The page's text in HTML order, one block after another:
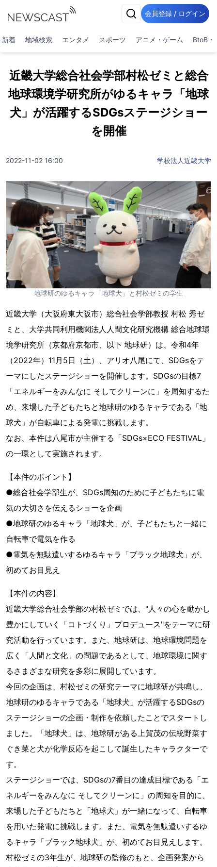
会員登録 / ログイン
新着 地域検索 エンタメ スポーツ アニメ・ゲーム BtoB・
近畿大学総合社会学部村松ゼミと総合
地球環境学研究所がゆるキャラ「地球
犬」が活躍するSDGsステージショー
を開催
2022-11-02 16:00 学校法人近畿大学
地球研のゆるキャラ「地球犬」と村松ゼミの学生
近畿大学（大阪府東大阪市）総合社会学部教授 村松 秀ゼ
ミと、大学共同利用機関法人人間文化研究機構 総合地球環
境学研究所（京都府京都市、以下 地球研）は、令和4年
（2022年）11月5日（土）、アリオ八尾にて、SDGsをテ
ーマにしたステージショーを開催します。SDGsの目標7
「エネルギーをみんなに そしてクリーンに」を周知するた
め、来場した子どもたちと地球研のゆるキャラである「地
球犬」が自転車による発電に挑戦します。
なお、本件は八尾市が主催する「SDGs×ECO FESTIVAL」
の一環として実施されます。
【本件のポイント】
●総合社会学部生が、SDGs周知のために子どもたちに電
気の大切さを伝えるショーを企画
●地球研のゆるキャラ「地球犬」が、子どもたちと一緒に
自転車で電気を作る
●電気を無駄遣いするゆるキャラ「ブラック地球犬」が、
初めてお目見え
【本件の内容】
近畿大学総合社会学部の村松ゼミでは、"人々の心を動かし
豊かにしていく「コトづくり」プロデュース"をテーマに研
究活動を行っています。また、地球研は、地球環境問題を
広く「人間と文化」の問題であるとして、地球環境に関す
るさまざまな研究を多彩に展開しています。
今回の企画は、村松ゼミの研究テーマに地球研が共鳴し、
地球研のゆるキャラである「地球犬」が活躍するSDGsの
ステージショーの企画・制作を依頼したことでスタートし
ました。「地球犬」は、地球研がある上賀茂の伝統野菜す
ぐき菜と犬が化学反応を起こして誕生したキャラクターで
す。
ステージショーでは、SDGsの7番目の達成目標である「エ
ネルギーをみんなに そしてクリーンに」の周知を目的に、
来場した子どもたちと「地球犬」が一緒になって、自転車
を用いた発電に挑戦します。また、電気を無駄遣いするゆ
るキャラ「ブラック地球犬」が、初めてお目見えします。
村松ゼミの3年生が、地球研の監修のもと、企画発案から